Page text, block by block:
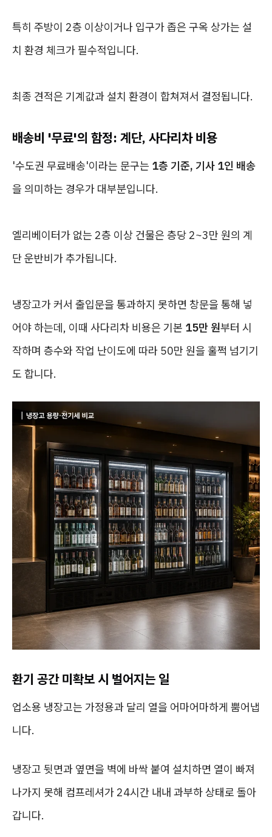
특히 주방이 2층 이상이거나 입구가 좁은 구옥 상가는 설
치 환경 체크가 필수적입니다.
최종 견적은 기계값과 설치 환경이 합쳐져서 결정됩니다.
배송비 '무료'의 함정: 계단, 사다리차 비용
'수도권 무료배송'이라는 문구는 1층 기준, 기사 1인 배송
을 의미하는 경우가 대부분입니다.
엘리베이터가 없는 2층 이상 건물은 층당 2~3만 원의 계
단 운반비가 추가됩니다.
냉장고가 커서 출입문을 통과하지 못하면 창문을 통해 넣
어야 하는데, 이때 사다리차 비용은 기본 15만 원부터 시
작하며 층수와 작업 난이도에 따라 50만 원을 훌쩍 넘기기
도 합니다.
환기 공간 미확보 시 벌어지는 일
업소용 냉장고는 가정용과 달리 열을 어마어마하게 뿜어냅
니다.
냉장고 뒷면과 옆면을 벽에 바싹 붙여 설치하면 열이 빠져
나가지 못해 컴프레셔가 24시간 내내 과부하 상태로 돌아
갑니다.